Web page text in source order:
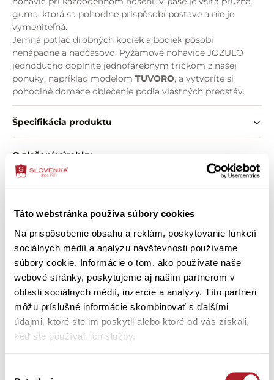
Táto webstránka používa súbory cookies
Na prispôsobenie obsahu a reklám, poskytovanie funkcií
sociálnych médií a analýzu návštevnosti používame
súbory cookie. Informácie o tom, ako používate naše
webové stránky, poskytujeme aj našim partnerom v
oblasti sociálnych médií, inzercie a analýzy. Títo partneri
môžu príslušné informácie skombinovať s ďalšími
údajmi, ktoré ste im poskytli alebo ktoré od vás získali,
keď ste používali ich služby.
guma, ktorá sa pohodlne prispôsobí postave a nie je
vymeniteľná.
Jemná potlač drobných kociek a bodiek pôsobí
nenápadne a nadčasovo. Pyžamové nohavice JOZULO
jednoducho doplníte jednofarebným tričkom z našej
ponuky, napríklad modelom TUVORO, a vytvoríte si
pohodlné domáce oblečenie podľa vlastných predstáv.
Pánske pyžamové nohavice JOZULOsú ideálnou voľbou
pre mužov, ktorí obľubujú pohodlie, jednoduchý štýl a
praktické kúsky na každodenné nosenie.
Vlastnosti:
kvalitný bavlnený hladký úplet s potlačou
mäkký a príjemný materiál
praktické šikmé vrecká
pás so všitou nevymeniteľnou gumou
jemná potlač drobných kociek a bodiek
pohodlné na spánok aj domáce nosenie
jednoduché kombinovanie s tričkami z našej ponuky
Špecifikácia produktu
O zložení výrobku
Ako správne vybrať veľkosť
Ako ošetriť výrobok
Zákazníci si tiež kúpili